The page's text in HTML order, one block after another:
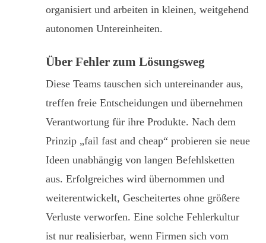
organisiert und arbeiten in kleinen, weitgehend
autonomen Untereinheiten.
Über Fehler zum Lösungsweg
Diese Teams tauschen sich untereinander aus,
treffen freie Entscheidungen und übernehmen
Verantwortung für ihre Produkte. Nach dem
Prinzip „fail fast and cheap“ probieren sie neue
Ideen unabhängig von langen Befehlsketten
aus. Erfolgreiches wird übernommen und
weiterentwickelt, Gescheitertes ohne größere
Verluste verworfen. Eine solche Fehlerkultur
ist nur realisierbar, wenn Firmen sich vom